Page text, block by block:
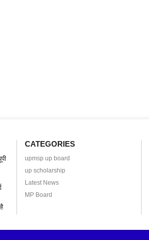
CATEGORIES
upmsp up board
up scholarship
Latest News
MP Board